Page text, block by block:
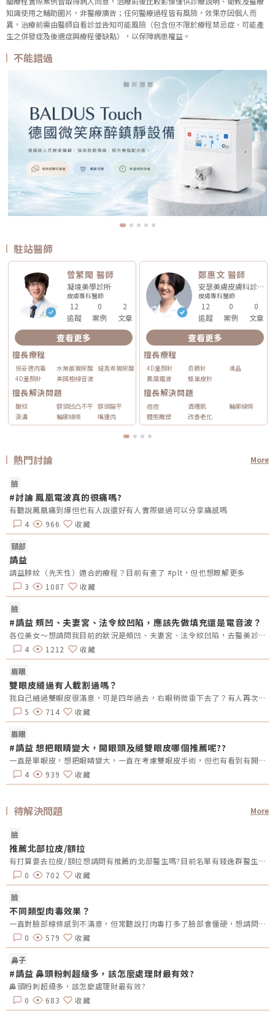
知識使用之輔助圖片，非醫療廣告；任何醫療過程皆有風險，效果亦因個人而
異，治療前需由醫師自看診並告知可能風險（包含但不限於療程禁忌症、可能產
生之併發症及後遺症與療程優缺點），以保障病患權益。
不能錯過
駐站醫師
曾繁聞 醫師
凝境美學診所
皮膚專科醫師
12
追蹤
0
案例
2
文章
查看更多
擅長療程
保妥適肉毒 水無痕玻尿酸 緹奧希玻尿酸
4D童顏針
美國極線音波
擅長解決問題
皺紋 額頭凹凸不平 額頭扁平
淚溝
輪廓線條 嘴邊肉
鄭惠文 醫師
安瑟美膚皮膚科診所
皮膚專科醫師
12
追蹤
0
案例
0
文章
查看更多
擅長療程
4D童顏針 奇蹟針
凍晶
鳳凰電波
蜂巢皮秒
擅長解決問題
痘痘 酒糟肌
輪廓線條
體態雕塑
改善老化
熱門討論 More
臉
#討論 鳳凰電波真的很痛嗎?
有聽說鳳凰痛到爆但也有人說還好有人實際做過可以分享痛感嗎
4
966 收藏
頸部
請益
請益脖紋（先天性）適合的療程？目前有查了 #plt，但也想瞭解更多
3
1087 收藏
臉
#請益 頰凹、夫妻宮、法令紋凹陷，應該先做填充還是電音波？
各位美女～想請問我目前的狀況是頰凹、夫妻宮、法令紋凹陷，去醫美診所諮詢，他是建議我電音波也要做，但療程下來要20萬左右，目前最困擾的是法令紋&gt;頰凹&gt;夫妻宮是先填充完再打電波嗎？還是先打電波再填充呢～～Â
4
1212 收藏
眉眼
雙眼皮縫過有人載割過嗎？
我自己縫過雙眼皮很滿意，可是四年過去，右眼稍微垂下去了？有人再次縫？或者換成割的？又或者聽說可以去掉一些眼皮脂肪的經驗嗎？
5
714 收藏
眉眼
#請益 想把眼睛變大，開眼頭及縫雙眼皮哪個推薦呢??
一直是單眼皮，想把眼睛變大，一直在考慮雙眼皮手術，但也有看到有開眼頭的手術，哪總推薦呢?還是兩個都做??需要注意甚麼嗎??
4
939 收藏
待解決問題 More
臉
推薦北部拉皮/額拉
有打算要去拉皮/額拉想請問有推薦的北部醫生嗎?目前名單有錢逸群醫生和荊緯政醫生另外想請問有給這兩位醫生做過拉皮的可以分享術前術後照嗎?謝謝~非常感激不盡!!
0
702 收藏
臉
不同類型肉毒效果？
一直對臉部線條感到不滿意，但常聽說打肉毒打多了臉部會僵硬，想請問有施打過的人的真實感受，大概需要多久補打一次？以及不同品牌的差異？謝謝！
0
579 收藏
鼻子
#請益 鼻頭粉刺超級多，該怎麼處理財最有效?
鼻頭粉刺超級多，該怎麼處理財最有效?
0
683 收藏